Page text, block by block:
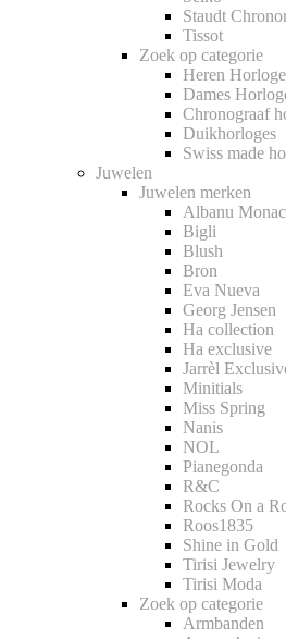
Staudt
Tissot
Zoek op categorie
Heren
Dames
Chronograaf
Duikhorloges
Swiss made
Juwelen
Juwelen merken
Albanu
Bigli
Blush
Bron
Eva Nueva
Georg Jensen
Ha collection
Ha exclusive
Jarrèl
Minitials
Miss Spring
Nanis
NOL
Pianegonda
R&C
Rocks On a
Roos1835
Shine in Gold
Tirisi Jewelry
Tirisi Moda
Zoek op categorie
Armbanden